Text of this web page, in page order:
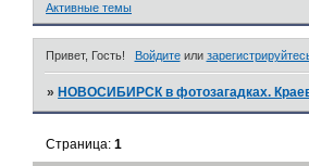
Активные темы
Привет, Гость! Войдитеили
»НОВОСИБИРСК в фотозагадках.
Страница:1